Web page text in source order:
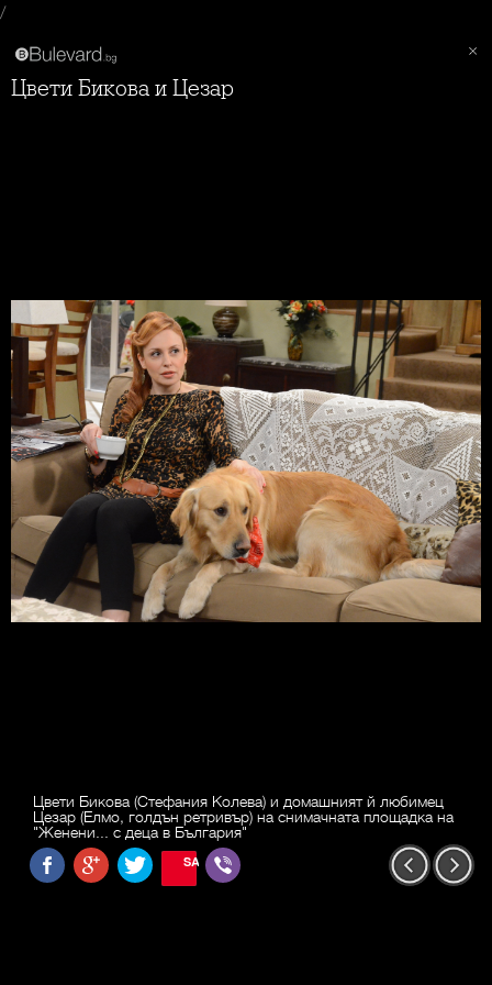
/
Цвети Бикова и Цезар
Цвети Бикова (Стефания Колева) и домашният й любимец
Цезар (Елмо, голдън ретривър) на снимачната площадка на
"Женени... с деца в България"
SAVE